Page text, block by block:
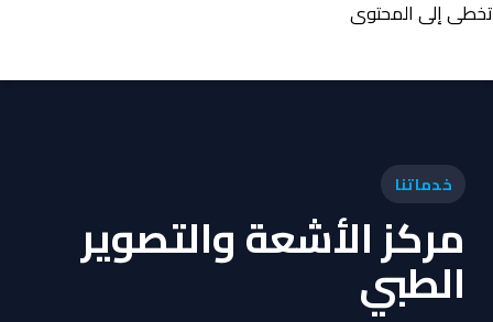
تخطي إلى المحتوى
خدماتنا
مركز الأشعة والتصوير
الطبي